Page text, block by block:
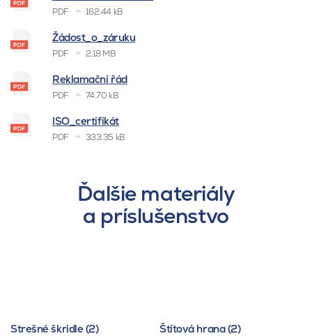
PDF 162.44 kB
Žádost_o_záruku
PDF 2.18 MB
Reklamační řád
PDF 74.70 kB
ISO_certifikát
PDF 333.35 kB
Ďalšie materiály
a príslušenstvo
Strešné škridle (2) Štítová hrana (2)